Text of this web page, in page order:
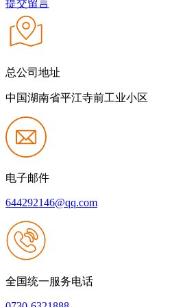
提交留言
总公司地址
中国湖南省平江寺前工业小区
电子邮件
644292146@qq.com
全国统一服务电话